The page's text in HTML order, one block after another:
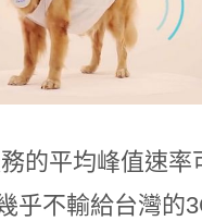
的平均峰值速率
乎不輸給台灣的